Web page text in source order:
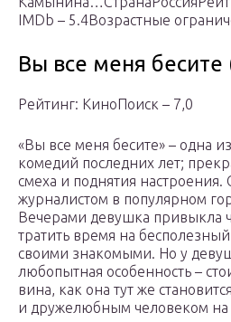
IMDb – 5.4Возрастные
Вы все меня бесите
Рейтинг: КиноПоиск – 7,0
«Вы все меня бесите» – одна
комедий последних лет;
смеха и поднятия настроения.
журналистом в популярном
Вечерами девушка привыкла
тратить время на
своими знакомыми. Но у
любопытная особенность –
вина, как она тут же
и дружелюбным человеком